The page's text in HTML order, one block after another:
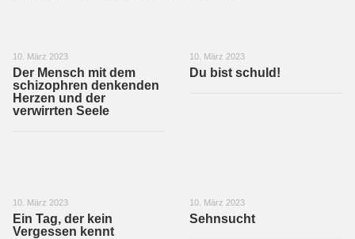
10. März 2023
Der Mensch mit dem
schizophren denkenden
Herzen und der
verwirrten Seele
10. März 2023
Du bist schuld!
10. März 2023
Ein Tag, der kein
Vergessen kennt
10. März 2023
Sehnsucht